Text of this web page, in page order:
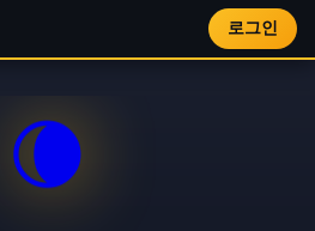
로그인
🌘